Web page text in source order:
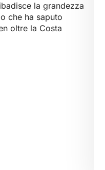
la grandezza
che ha saputo
oltre la Costa